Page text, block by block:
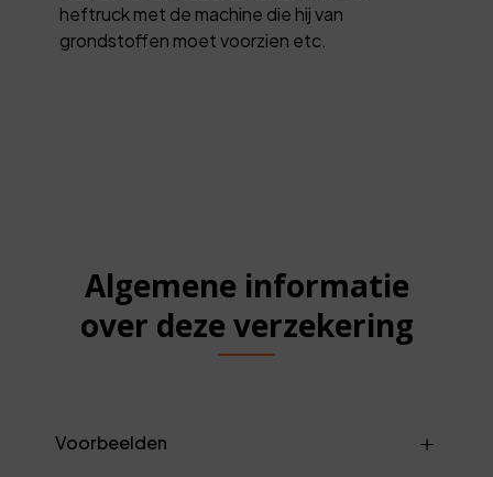
heftruck met de machine die hij van
grondstoffen moet voorzien etc.
Algemene informatie
over deze verzekering
Voorbeelden